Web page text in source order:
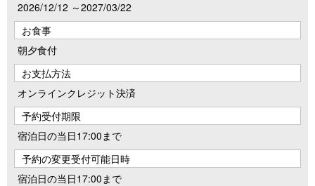
2026/12/12 ～2027/03/22
お食事
朝夕食付
お支払方法
オンラインクレジット決済
予約受付期限
宿泊日の当日17:00まで
予約の変更受付可能日時
宿泊日の当日17:00まで